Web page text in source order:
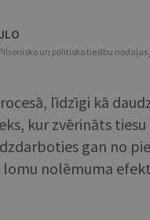
un politisko tiesību
līdzīgi kā
kur zvērināts
gan no
nolēmuma